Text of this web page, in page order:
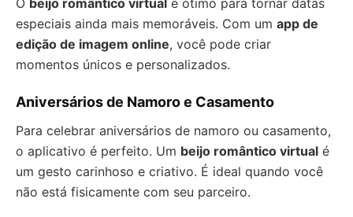
O beijo romântico virtual é ótimo para tornar datas
especiais ainda mais memoráveis. Com um app de
edição de imagem online, você pode criar
momentos únicos e personalizados.
Aniversários de Namoro e Casamento
Para celebrar aniversários de namoro ou casamento,
o aplicativo é perfeito. Um beijo romântico virtual é
um gesto carinhoso e criativo. É ideal quando você
não está fisicamente com seu parceiro.